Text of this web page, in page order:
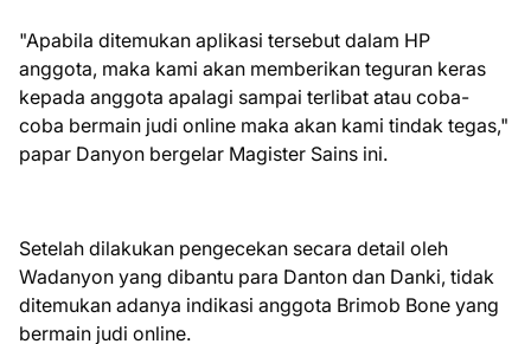
"Apabila ditemukan aplikasi tersebut dalam HP
anggota, maka kami akan memberikan teguran keras
kepada anggota apalagi sampai terlibat atau coba-
coba bermain judi online maka akan kami tindak tegas,"
papar Danyon bergelar Magister Sains ini.
Setelah dilakukan pengecekan secara detail oleh
Wadanyon yang dibantu para Danton dan Danki, tidak
ditemukan adanya indikasi anggota Brimob Bone yang
bermain judi online.